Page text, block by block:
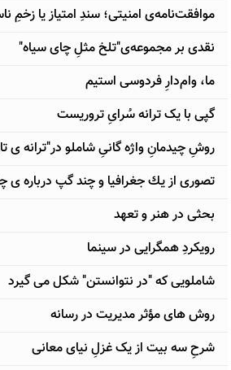
موافقت‌نامه‌ی امنیتی؛ سندِ امتیاز یا زخمِ
نقدی بر مجموعه‌ی"تلخ مثلِ چای سیاه"
ما، وام‌دارِ فردوسی استیم
گپی با یک ترانه سُرایِ تروریست
روشِ چیدمانِ واژه گانیِ شاملو در"ترانه ی
تصوری از يك جغرافيا و چند گپ درباره ی
بحثی در هنر و تعهد
رویکردِ همگرایی در سینما
شاملویی که "در نتوانستن" شکل می گیرد
روش های مؤثر مدیریت در رسانه
شرحِ سه بیت از یک غزلِ نیای معانی